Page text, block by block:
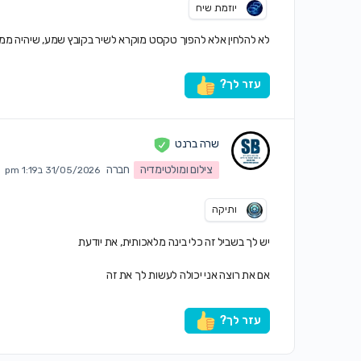
יוזמת שיח
לא להלחין אלא להפוך טקסט מוקרא לשיר בקובץ שמע, שיהיה
עזר לך?
שרה ברנט
צילום ומולטימדיה
חברה 31/05/2026 ב1:19 pm
ותיקה
יש לך בשביל זה כלי בינה מלאכותית, את יודעת
אם את רוצה אני יכולה לעשות לך את זה
עזר לך?